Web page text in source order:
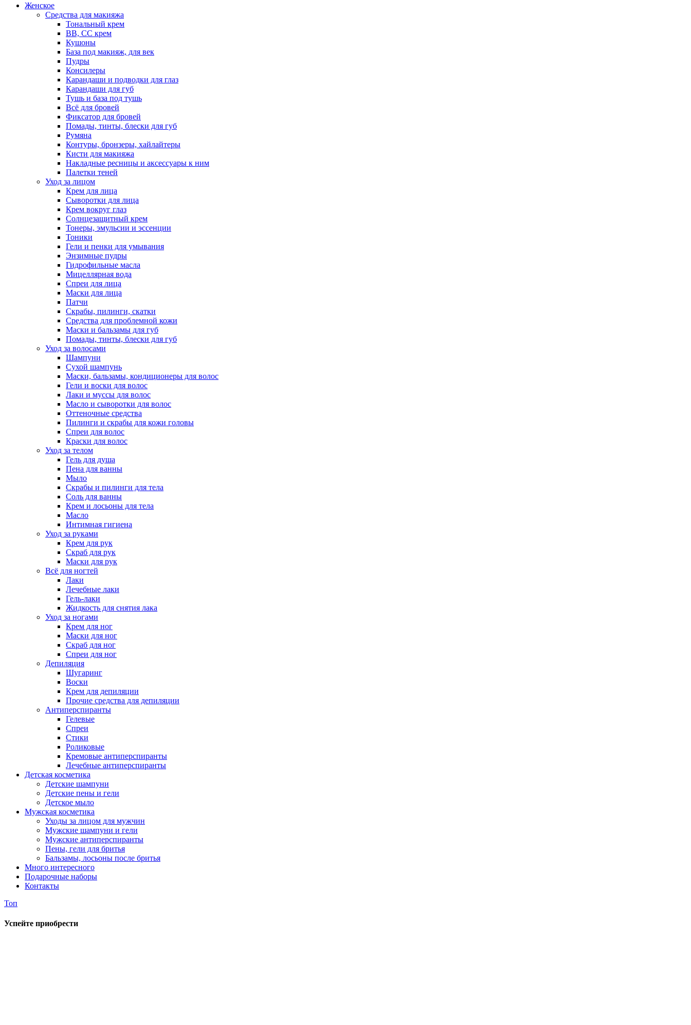
Женское
Средства для макияжа
Тональный крем
BB, CC крем
Кушоны
База под макияж, для век
Пудры
Консилеры
Карандаши и подводки для глаз
Карандаши для губ
Тушь и база под тушь
Всё для бровей
Фиксатор для бровей
Помады, тинты, блески для губ
Румяна
Контуры, бронзеры, хайлайтеры
Кисти для макияжа
Накладные ресницы и аксессуары к ним
Палетки теней
Уход за лицом
Крем для лица
Сыворотки для лица
Крем вокруг глаз
Солнцезащитный крем
Тонеры, эмульсии и эссенции
Тоники
Гели и пенки для умывания
Энзимные пудры
Гидрофильные масла
Мицеллярная вода
Спреи для лица
Маски для лица
Патчи
Скрабы, пилинги, скатки
Средства для проблемной кожи
Маски и бальзамы для губ
Помады, тинты, блески для губ
Уход за волосами
Шампуни
Сухой шампунь
Маски, бальзамы, кондиционеры для волос
Гели и воски для волос
Лаки и муссы для волос
Масло и сыворотки для волос
Оттеночные средства
Пилинги и скрабы для кожи головы
Спреи для волос
Краски для волос
Уход за телом
Гель для душа
Пена для ванны
Мыло
Скрабы и пилинги для тела
Соль для ванны
Крем и лосьоны для тела
Масло
Интимная гигиена
Уход за руками
Крем для рук
Скраб для рук
Маски для рук
Всё для ногтей
Лаки
Лечебные лаки
Гель-лаки
Жидкость для снятия лака
Уход за ногами
Крем для ног
Маски для ног
Скраб для ног
Спреи для ног
Депиляция
Шугаринг
Воски
Крем для депиляции
Прочие средства для депиляции
Антиперспиранты
Гелевые
Спреи
Стики
Роликовые
Кремовые антиперспиранты
Лечебные антиперспиранты
Детская косметика
Детские шампуни
Детские пены и гели
Детское мыло
Мужская косметика
Уходы за лицом для мужчин
Мужские шампуни и гели
Мужские антиперспиранты
Пены, гели для бритья
Бальзамы, лосьоны после бритья
Много интересного
Подарочные наборы
Контакты
Топ
Успейте приобрести